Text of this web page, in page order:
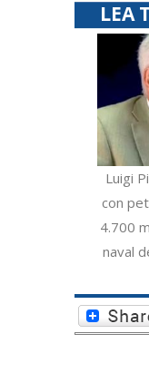
LEA
Luigi
con
4.700
naval